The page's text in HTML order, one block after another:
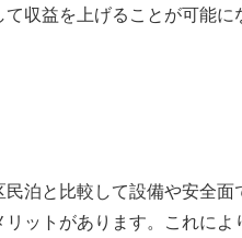
収益を上げることが可能に
泊と比較して設備や安全
ットがあります。これに